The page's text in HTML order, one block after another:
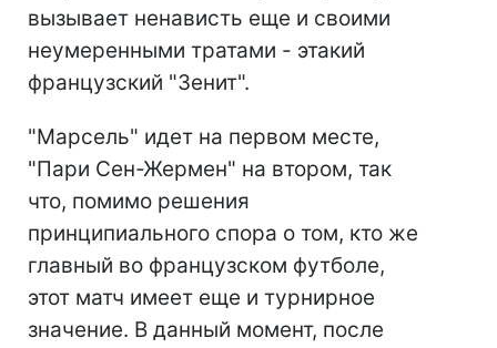
вызывает ненависть еще и своими
неумеренными тратами - этакий
французский "Зенит".
"Марсель" идет на первом месте,
"Пари Сен-Жермен" на втором, так
что, помимо решения
принципиального спора о том, кто же
главный во французском футболе,
этот матч имеет еще и турнирное
значение. В данный момент, после